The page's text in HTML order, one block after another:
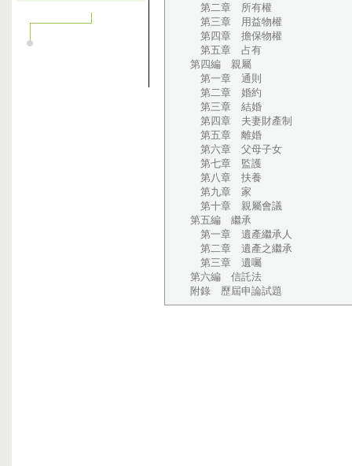
第二章 所有權
第三章 用益物權
第四章 擔保物權
第五章 占有
第四編 親屬
第一章 通則
第二章 婚約
第三章 結婚
第四章 夫妻財產制
第五章 離婚
第六章 父母子女
第七章 監護
第八章 扶養
第九章 家
第十章 親屬會議
第五編 繼承
第一章 遺產繼承人
第二章 遺產之繼承
第三章 遺囑
第六編 信託法
附錄 歷屆申論試題